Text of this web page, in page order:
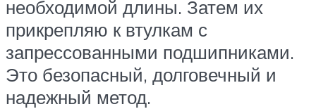
необходимой длины. Затем их
прикрепляю к втулкам с
запрессованными подшипниками.
Это безопасный, долговечный и
надежный метод.